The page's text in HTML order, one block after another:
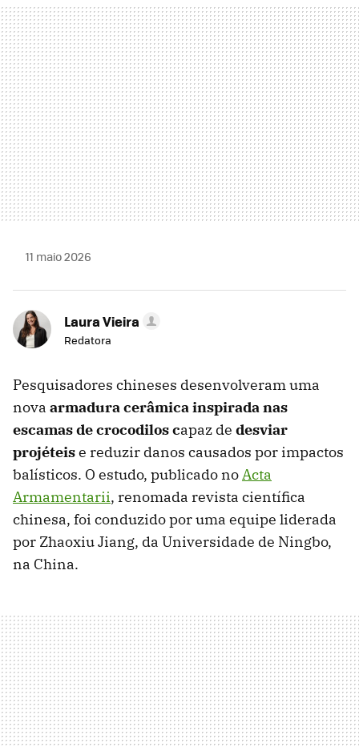
MAIL
11 maio 2026
Laura Vieira
Redatora
Pesquisadores chineses desenvolveram uma
nova armadura cerâmica inspirada nas
escamas de crocodilos capaz de desviar
projéteise reduzir danos causados por impactos
balísticos. O estudo, publicado noActa
Armamentarii, renomada revista científica
chinesa, foi conduzido por uma equipe liderada
por Zhaoxiu Jiang, da Universidade de Ningbo,
na China.